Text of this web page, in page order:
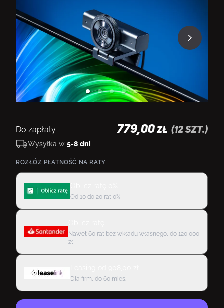
Do zapłaty 779,00 ZŁ (12 szt.)
Wysyłka w 5-8 dni
ROZŁÓŻ PŁATNOŚĆ NA RATY
Od 10 do 20 rat 0%
Nawet 60 rat bez wkładu własnego, do 120 000
zł
Dla firm, do 60 mies.